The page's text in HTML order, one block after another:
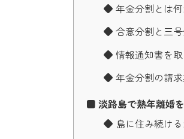
◆ 年金分割とは
◆ 合意分割と三
◆ 情報通知書を取
◆ 年金分割の請求
■ 淡路島で熟年離婚
◆ 島に住み続け